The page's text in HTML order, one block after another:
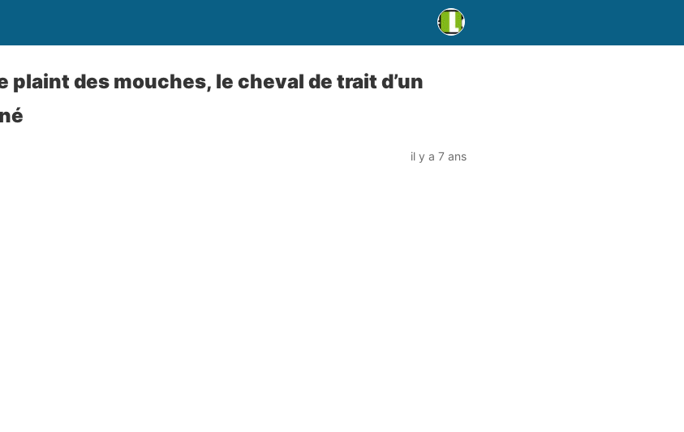
plaint des mouches, le cheval de trait d’un
il y a 7 ans